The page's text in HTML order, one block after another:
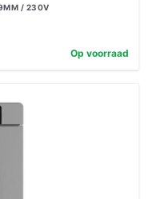
/ 230V
Op voorraad